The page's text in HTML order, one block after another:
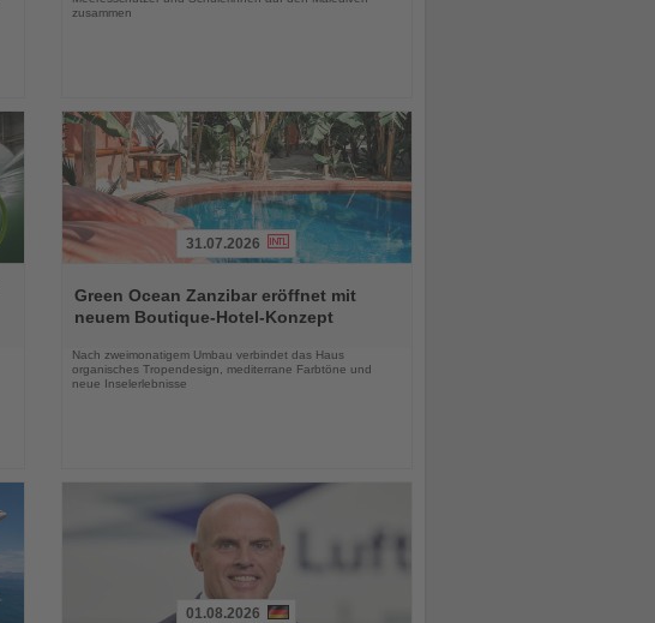
zusammen
Sie
die
31.07.2026
Green Ocean Zanzibar eröffnet mit
neuem Boutique-Hotel-Konzept
Nach zweimonatigem Umbau verbindet das Haus
organisches Tropendesign, mediterrane Farbtöne und
neue Inselerlebnisse
01.08.2026